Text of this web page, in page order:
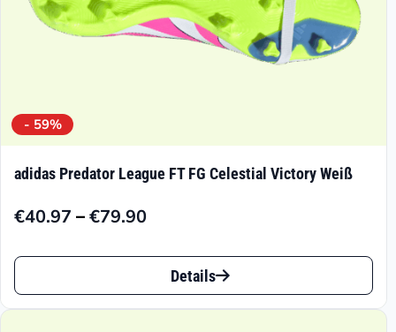
gewählt
- 59%
adidas Predator League FT FG Celestial Victory Weiß
€40.97 –€79.90
Preisspanne:
€40.97
€79.90
Dieses
Produkt
Details